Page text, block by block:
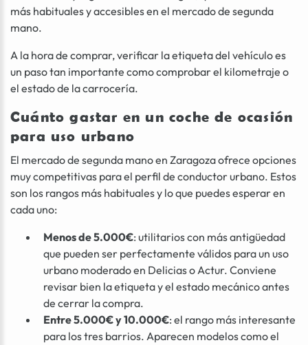
más habituales y accesibles en el mercado de segunda
mano.
A la hora de comprar, verificar la etiqueta del vehículo es
un paso tan importante como comprobar el kilometraje o
el estado de la carrocería.
Cuánto gastar en un coche de ocasión
para uso urbano
El mercado de segunda mano en Zaragoza ofrece opciones
muy competitivas para el perfil de conductor urbano. Estos
son los rangos más habituales y lo que puedes esperar en
cada uno:
Menos de 5.000€: utilitarios con más antigüedad
que pueden ser perfectamente válidos para un uso
urbano moderado en Delicias o Actur. Conviene
revisar bien la etiqueta y el estado mecánico antes
de cerrar la compra.
Entre 5.000€ y 10.000€: el rango más interesante
para los tres barrios. Aparecen modelos como el